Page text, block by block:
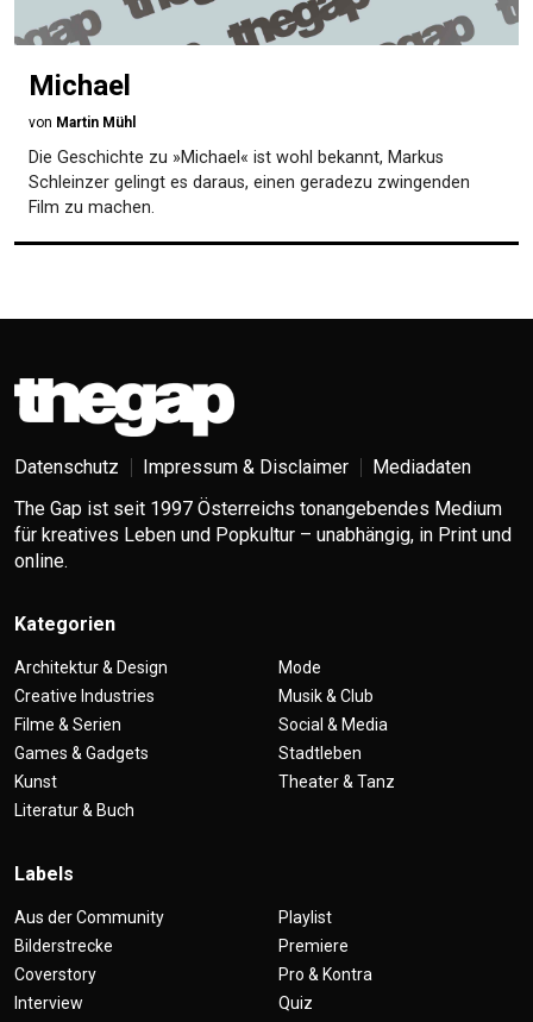
Michael
von Martin Mühl
Die Geschichte zu »Michael« ist wohl bekannt, Markus
Schleinzer gelingt es daraus, einen geradezu zwingenden
Film zu machen.
Datenschutz Impressum & Disclaimer
Mediadaten
The Gap ist seit 1997 Österreichs tonangebendes Medium
für kreatives Leben und Popkultur – unabhängig, in Print und
online.
Kategorien
Architektur & Design
Creative Industries
Filme & Serien
Games & Gadgets
Kunst
Literatur & Buch
Mode
Musik & Club
Social & Media
Stadtleben
Theater & Tanz
Labels
Aus der Community
Bilderstrecke
Coverstory
Interview
Playlist
Premiere
Pro & Kontra
Quiz